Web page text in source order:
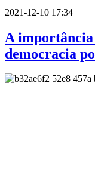
2021-12-10 17:34
A importância
democracia